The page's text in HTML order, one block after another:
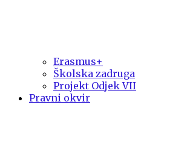
Erasmus+
Školska zadruga
Projekt Odjek VII
Pravni okvir